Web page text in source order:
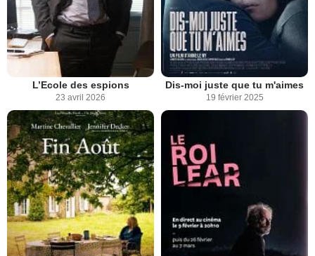
L’Ecole des espions
23 avril 2026
Dis-moi juste que tu m'aimes
19 février 2025